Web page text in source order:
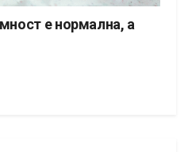
е нормална, а